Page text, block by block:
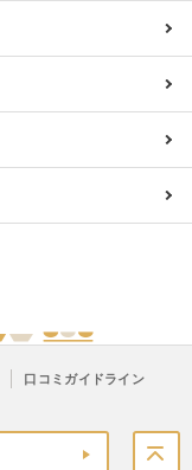
口コミガイドライン